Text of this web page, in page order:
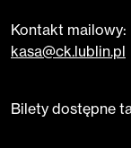
Kontakt mailowy:
kasa@ck.lublin.pl
Bilety dostępne